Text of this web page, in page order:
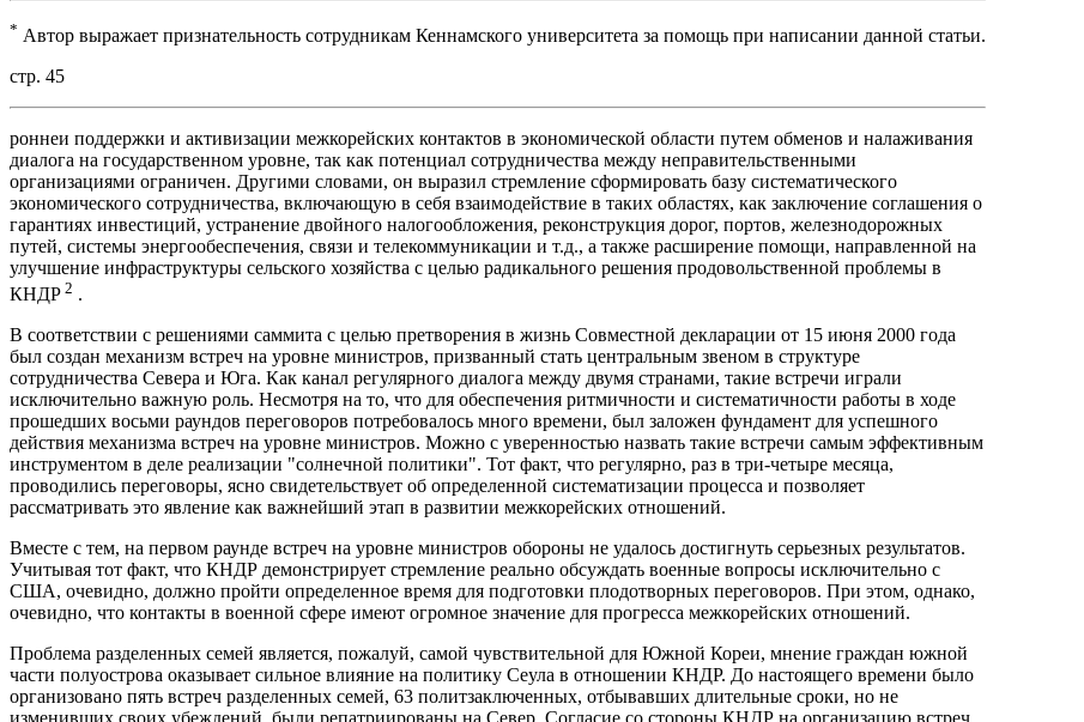
* Автор выражает признательность сотрудникам Кеннамского университета за помощь при написании данной статьи.
стр. 45
роннеи поддержки и активизации межкорейских контактов в экономической области путем обменов и налаживания
диалога на государственном уровне, так как потенциал сотрудничества между неправительственными
организациями ограничен. Другими словами, он выразил стремление сформировать базу систематического
экономического сотрудничества, включающую в себя взаимодействие в таких областях, как заключение соглашения о
гарантиях инвестиций, устранение двойного налогообложения, реконструкция дорог, портов, железнодорожных
путей, системы энергообеспечения, связи и телекоммуникации и т.д., а также расширение помощи, направленной на
улучшение инфраструктуры сельского хозяйства с целью радикального решения продовольственной проблемы в
КНДР 2 .
В соответствии с решениями саммита с целью претворения в жизнь Совместной декларации от 15 июня 2000 года
был создан механизм встреч на уровне министров, призванный стать центральным звеном в структуре
сотрудничества Севера и Юга. Как канал регулярного диалога между двумя странами, такие встречи играли
исключительно важную роль. Несмотря на то, что для обеспечения ритмичности и систематичности работы в ходе
прошедших восьми раундов переговоров потребовалось много времени, был заложен фундамент для успешного
действия механизма встреч на уровне министров. Можно с уверенностью назвать такие встречи самым эффективным
инструментом в деле реализации "солнечной политики". Тот факт, что регулярно, раз в три-четыре месяца,
проводились переговоры, ясно свидетельствует об определенной систематизации процесса и позволяет
рассматривать это явление как важнейший этап в развитии межкорейских отношений.
Вместе с тем, на первом раунде встреч на уровне министров обороны не удалось достигнуть серьезных результатов.
Учитывая тот факт, что КНДР демонстрирует стремление реально обсуждать военные вопросы исключительно с
США, очевидно, должно пройти определенное время для подготовки плодотворных переговоров. При этом, однако,
очевидно, что контакты в военной сфере имеют огромное значение для прогресса межкорейских отношений.
Проблема разделенных семей является, пожалуй, самой чувствительной для Южной Кореи, мнение граждан южной
части полуострова оказывает сильное влияние на политику Сеула в отношении КНДР. До настоящего времени было
организовано пять встреч разделенных семей, 63 политзаключенных, отбывавших длительные сроки, но не